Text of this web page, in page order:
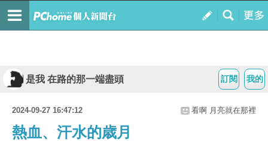
我的
訂閱
是我 在路的那一端盡頭
2024-09-27 16:47:12 看啊 月亮就在那裡
熱血、汗水的歳月